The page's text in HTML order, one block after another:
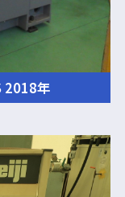
2018年